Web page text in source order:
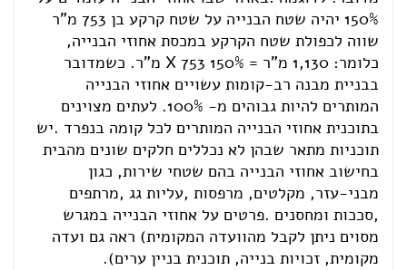
150% יהיה שטח הבנייה על שטח קרקע בן 753 מ"ר
שווה לכפולת שטח הקרקע במכסת אחוזי הבנייה,
כלומר: 1,130 מ"ר = 150% X 753 מ"ר. כשמדובר
בבניית מבנה רב-קומות עשויים אחוזי הבנייה
המותרים להיות גבוהים מ- 100%. לעתים מצוינים
בתוכנית אחוזי הבנייה המותרים לכל קומה בנפרד .יש
תוכניות מתאר שבהן לא נכללים חלקים שונים מהבית
בחישוב אחוזי הבנייה בהם שטחי שירות, כגון
מבני-עזר, מקלטים, מרפסות ,עליות גג ,מרתפים
,סככות ומחסנים .פרטים על אחוזי הבנייה במגרש
מסוים ניתן לקבל מהוועדה המקומית) ראה גם ועדה
מקומית, זכויות בנייה, תוכנית בניין ערים).